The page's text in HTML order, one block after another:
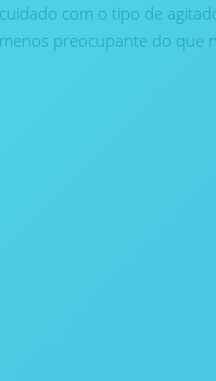
com o tipo de
preocupante do que